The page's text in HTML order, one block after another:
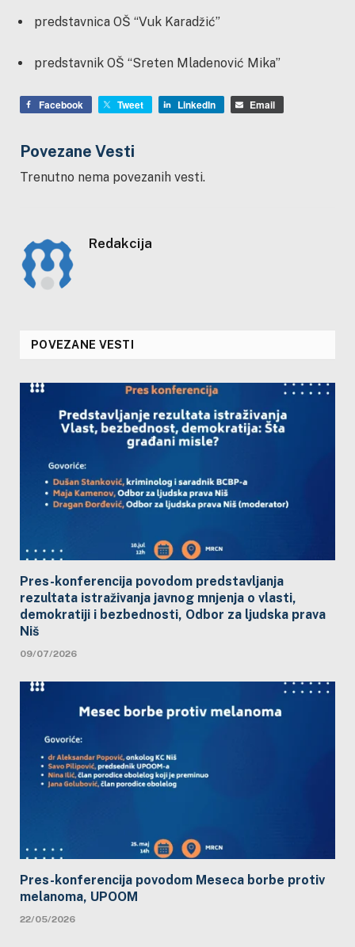
predstavnica OŠ “Vuk Karadžić”
predstavnik OŠ “Sreten Mladenović Mika”
Facebook Tweet LinkedIn Email
Povezane Vesti
Trenutno nema povezanih vesti.
Redakcija
POVEZANE VESTI
Pres-konferencija povodom predstavljanja
rezultata istraživanja javnog mnjenja o vlasti,
demokratiji i bezbednosti, Odbor za ljudska prava
Niš
09/07/2026
Pres-konferencija povodom Meseca borbe protiv
melanoma, UPOOM
22/05/2026